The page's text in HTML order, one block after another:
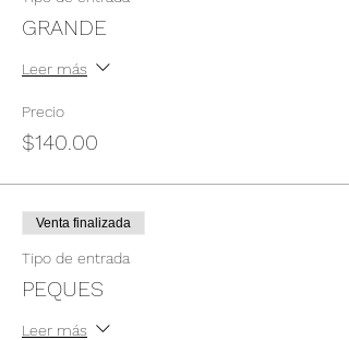
GRANDE
Leer más
Precio
$140.00
Venta finalizada
Tipo de entrada
PEQUES
Leer más